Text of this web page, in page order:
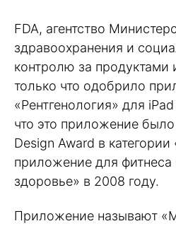
FDA, агентство
здравоохранения и
контролю за продуктами
только что одобрило
«Рентгенология» для
что это приложение
Design Award в
приложение для фитнеса
здоровье» в 2008 году.
Приложение называют